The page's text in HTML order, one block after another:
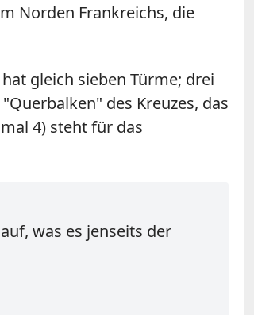
Norden Frankreichs, die
gleich sieben Türme; drei
des Kreuzes, das
4) steht für das
was es jenseits der